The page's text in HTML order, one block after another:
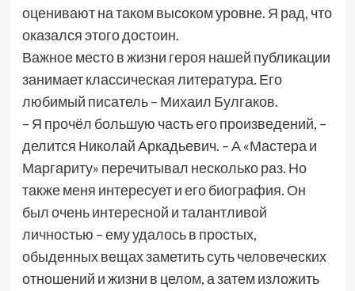
оценивают на таком высоком уровне. Я рад, что
оказался этого достоин.
Важное место в жизни героя нашей публикации
занимает классическая литература. Его
любимый писатель – Михаил Булгаков.
– Я прочёл большую часть его произведений, –
делится Николай Аркадьевич. – А «Мастера и
Маргариту» перечитывал несколько раз. Но
также меня интересует и его биография. Он
был очень интересной и талантливой
личностью – ему удалось в простых,
обыденных вещах заметить суть человеческих
отношений и жизни в целом, а затем изложить